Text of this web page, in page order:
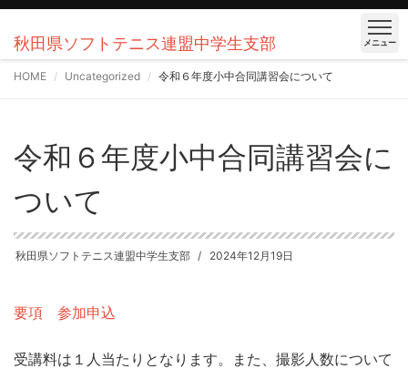
秋田県ソフトテニス連盟中学生支部 メニュー
HOME Uncategorized 令和６年度小中合同講習会について
令和６年度小中合同講習会に
ついて
秋田県ソフトテニス連盟中学生支部 2024年12月19日
要項 参加申込
受講料は１人当たりとなります。また、撮影人数について